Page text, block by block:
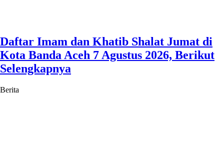
Daftar Imam dan Khatib Shalat Jumat di
Kota Banda Aceh 7 Agustus 2026, Berikut
Selengkapnya
Berita